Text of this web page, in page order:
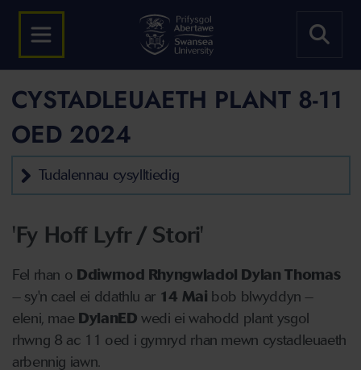
CYSTADLEUAETH PLANT 8-11
OED 2024
Tudalennau cysylltiedig
'Fy Hoff Lyfr / Stori'
Fel rhan o Ddiwrnod Rhyngwladol Dylan Thomas
– sy'n cael ei ddathlu ar 14 Mai bob blwyddyn –
eleni, mae DylanED wedi ei wahodd plant ysgol
rhwng 8 ac 11 oed i gymryd rhan mewn cystadleuaeth
arbennig iawn.